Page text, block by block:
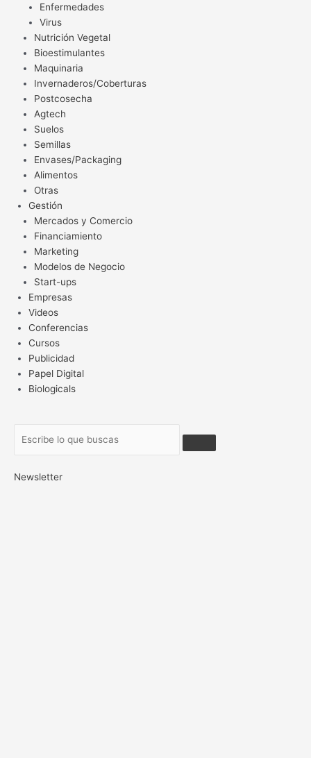
Enfermedades
Virus
Nutrición Vegetal
Bioestimulantes
Maquinaria
Invernaderos/Coberturas
Postcosecha
Agtech
Suelos
Semillas
Envases/Packaging
Alimentos
Otras
Gestión
Mercados y Comercio
Financiamiento
Marketing
Modelos de Negocio
Start-ups
Empresas
Videos
Conferencias
Cursos
Publicidad
Papel Digital
Biologicals
Newsletter